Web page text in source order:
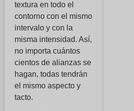
textura en todo el
contorno con el mismo
intervalo y con la
misma intensidad. Así,
no importa cuántos
cientos de alianzas se
hagan, todas tendrán
el mismo aspecto y
tacto.